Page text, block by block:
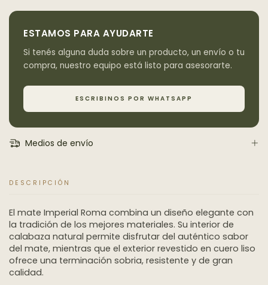
ESTAMOS PARA AYUDARTE
Si tenés alguna duda sobre un producto, un envío o tu
compra, nuestro equipo está listo para asesorarte.
ESCRIBINOS POR WHATSAPP
Medios de envío
DESCRIPCIÓN
El mate Imperial Roma combina un diseño elegante con
la tradición de los mejores materiales. Su interior de
calabaza natural permite disfrutar del auténtico sabor
del mate, mientras que el exterior revestido en cuero liso
ofrece una terminación sobria, resistente y de gran
calidad.